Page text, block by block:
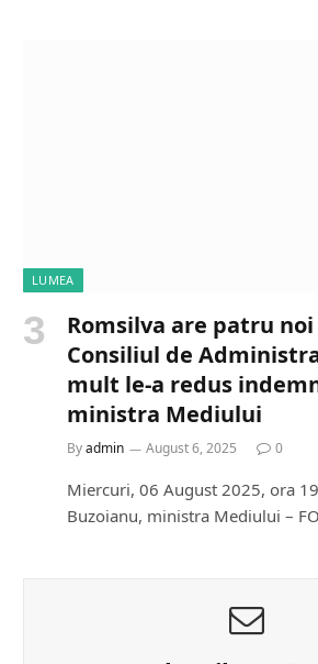
LUMEA
Romsilva are patru
Consiliul de
mult le-a redus
ministra Mediului
Byadmin August 6, 2025 0
Miercuri, 06 August 2025, ora
Buzoianu, ministra Mediului –